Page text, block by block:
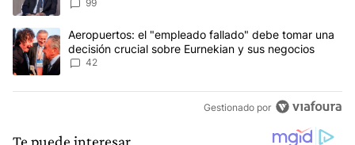
99
Un artículo de tendencia con el título "Aeropuertos: el
Aeropuertos: el "empleado fallado" debe tomar una
decisión crucial sobre Eurnekian y sus negocios
42
Gestionado por